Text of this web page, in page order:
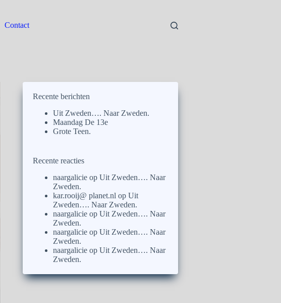
Contact
Recente berichten
Uit Zweden…. Naar Zweden.
Maandag De 13e
Grote Teen.
Recente reacties
naargalicie opUit Zweden…. Naar
Zweden.
kar.rooij@ planet.nl opUit
Zweden…. Naar Zweden.
naargalicie opUit Zweden…. Naar
Zweden.
naargalicie opUit Zweden…. Naar
Zweden.
naargalicie opUit Zweden…. Naar
Zweden.